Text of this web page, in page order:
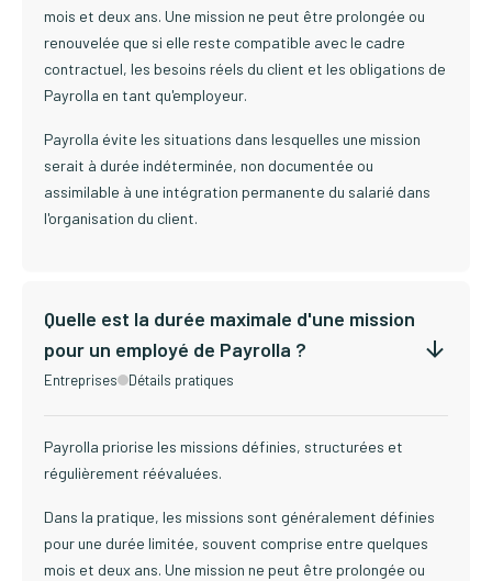
mois et deux ans. Une mission ne peut être prolongée ou
renouvelée que si elle reste compatible avec le cadre
contractuel, les besoins réels du client et les obligations de
Payrolla en tant qu'employeur.
Payrolla évite les situations dans lesquelles une mission
serait à durée indéterminée, non documentée ou
assimilable à une intégration permanente du salarié dans
l'organisation du client.
Quelle est la durée maximale d'une mission
pour un employé de Payrolla ?
Entreprises Détails pratiques
Payrolla priorise les missions définies, structurées et
régulièrement réévaluées.
Dans la pratique, les missions sont généralement définies
pour une durée limitée, souvent comprise entre quelques
mois et deux ans. Une mission ne peut être prolongée ou